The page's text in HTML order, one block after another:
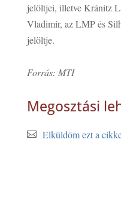
jelöltjei, illetve Kránitz
Vladimir, az LMP és
jelöltje.
Forrás: MTI
Megosztási
Elküldöm ezt a